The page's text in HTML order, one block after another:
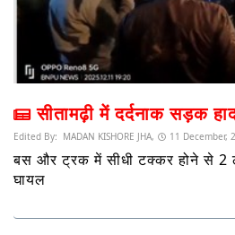
सीतामढ़ी में दर्दनाक सड़क
Edited By: MADAN KISHORE JHA, 11 December,
बस और ट्रक में सीधी टक्कर होने से 2
घायल